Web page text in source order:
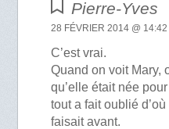
Pierre-Yves
28 FÉVRIER 2014 @ 14:42
C’est vrai.
Quand on voit Mary,
qu’elle était née
tout a fait oublié
faisait avant.